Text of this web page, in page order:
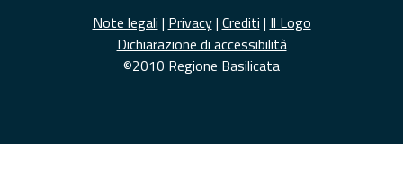
Note legali | Privacy| Crediti | Il Logo
Dichiarazione di accessibilità
©2010 Regione Basilicata